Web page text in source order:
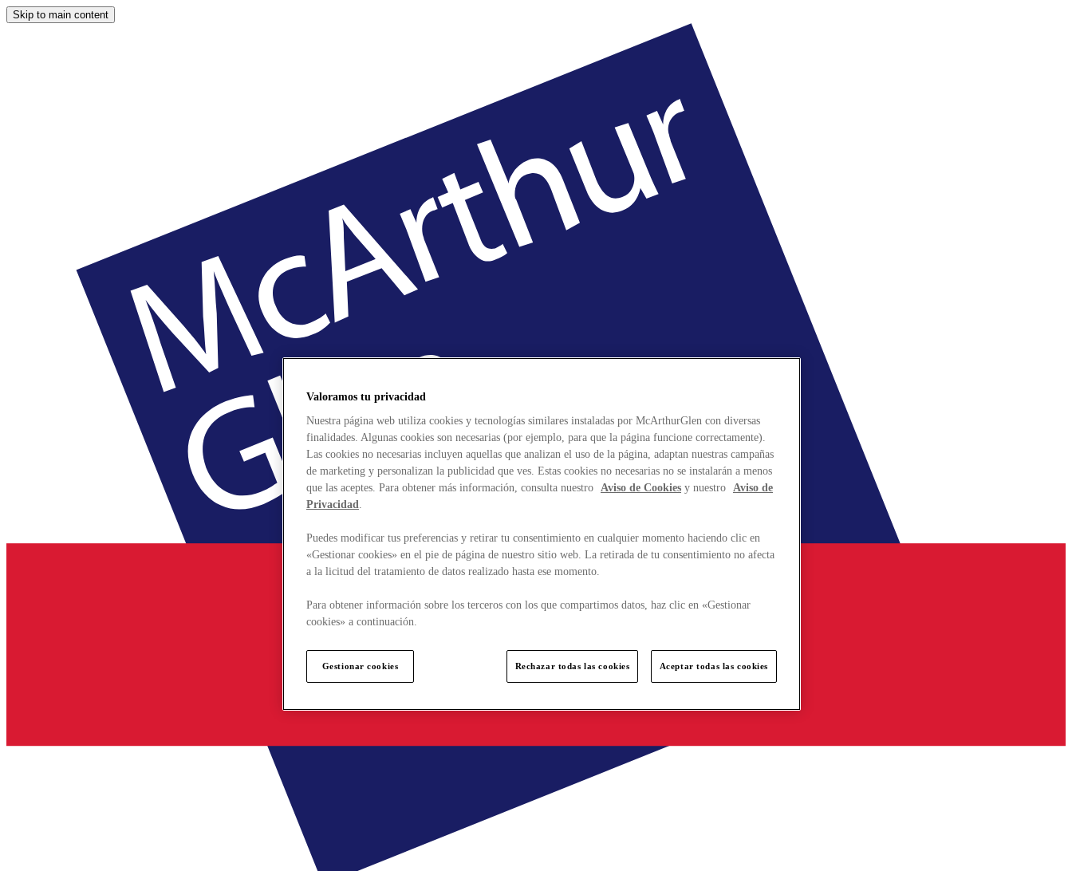
Skip to main content
Valoramos tu privacidad
Nuestra página web utiliza cookies y tecnologías similares instaladas por McArthurGlen con diversas
finalidades. Algunas cookies son necesarias (por ejemplo, para que la página funcione correctamente).
Las cookies no necesarias incluyen aquellas que analizan el uso de la página, adaptan nuestras campañas
de marketing y personalizan la publicidad que ves. Estas cookies no necesarias no se instalarán a menos
que las aceptes. Para obtener más información, consulta nuestro Aviso de Cookies y nuestro Aviso de
Privacidad.
Puedes modificar tus preferencias y retirar tu consentimiento en cualquier momento haciendo clic en
«Gestionar cookies» en el pie de página de nuestro sitio web. La retirada de tu consentimiento no afecta
a la licitud del tratamiento de datos realizado hasta ese momento.
Para obtener información sobre los terceros con los que compartimos datos, haz clic en «Gestionar
cookies» a continuación.
Gestionar cookies Rechazar todas las cookies Aceptar todas las cookies